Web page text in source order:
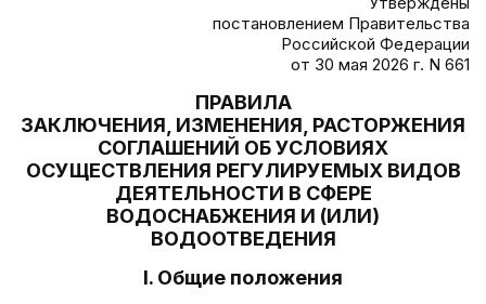
постановлением Правительства
Российской Федерации
от 30 мая 2026 г. N 661
ПРАВИЛА
ЗАКЛЮЧЕНИЯ, ИЗМЕНЕНИЯ, РАСТОРЖЕНИЯ
СОГЛАШЕНИЙ ОБ УСЛОВИЯХ
ОСУЩЕСТВЛЕНИЯ РЕГУЛИРУЕМЫХ ВИДОВ
ДЕЯТЕЛЬНОСТИ В СФЕРЕ
ВОДОСНАБЖЕНИЯ И (ИЛИ)
ВОДООТВЕДЕНИЯ
I. Общие положения